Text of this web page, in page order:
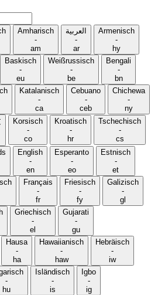
Amharisch
-
am
العربية
-
ar
Armenisch
-
hy
Baskisch
-
eu
Weißrussisch
-
be
Bengali
-
bn
Katalanisch
-
ca
Cebuano
-
ceb
Chichewa
-
ny
Korsisch
-
co
Kroatisch
-
hr
Tschechisch
-
cs
English
-
en
Esperanto
-
eo
Estnisch
-
et
Français
-
fr
Friesisch
-
fy
Galizisch
-
gl
Griechisch
-
el
Gujarati
-
gu
Hausa
-
ha
Hawaiianisch
-
haw
Hebräisch
-
iw
-
hu
Isländisch
-
is
Igbo
-
ig